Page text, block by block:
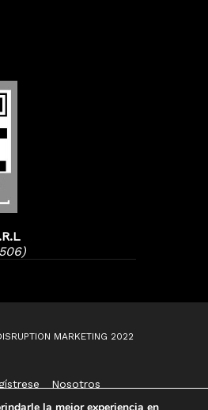
MARKETING 2022
Nosotros